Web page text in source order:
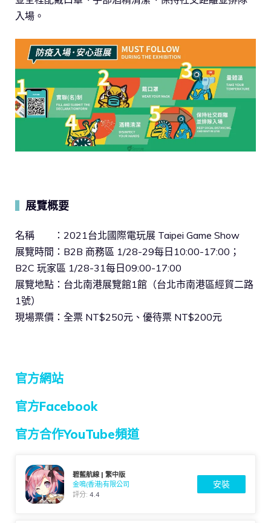
入場。
展覽概要
名稱 ：2021台北國際電玩展 Taipei Game Show
展覽時間：B2B 商務區 1/28-29每日10:00-17:00；
B2C 玩家區 1/28-31每日09:00-17:00
展覽地點：台北南港展覽館1館（台北市南港區經貿二路
1號）
現場票價：全票 NT$250元、優待票 NT$200元
官方網站
官方Facebook
官方合作YouTube頻道
碧藍航線 | 繁中版
金鳴(香港)有限公司
評分:4.4
安裝